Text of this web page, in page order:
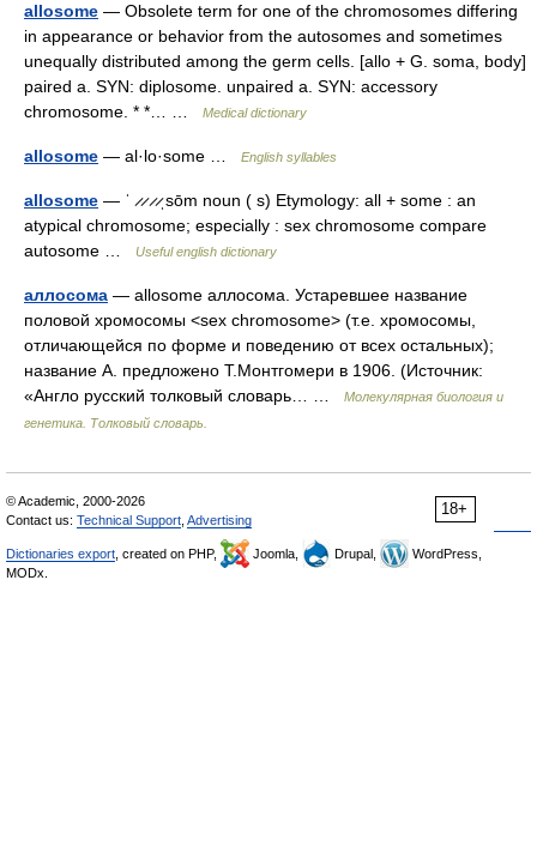
allosome — Obsolete term for one of the chromosomes differing
in appearance or behavior from the autosomes and sometimes
unequally distributed among the germ cells. [allo + G. soma, body]
paired a. SYN: diplosome. unpaired a. SYN: accessory
chromosome. * *… …
Medical dictionary
allosome — al·lo·some … English syllables
allosome — ˈ ̷ ̷ ̷ ̷ˌsōm noun ( s) Etymology: all + some : an
atypical chromosome; especially : sex chromosome compare
autosome …
Useful english dictionary
аллосома — allosome аллосома. Устаревшее название
половой хромосомы <sex chromosome> (т.е. хромосомы,
отличающейся по форме и поведению от всех остальных);
название А. предложено Т.Монтгомери в 1906. (Источник:
«Англо русский толковый словарь… …
Молекулярная биология и
генетика. Толковый словарь.
18+
© Academic, 2000-2026
Contact us: Technical Support Advertising
Dictionaries export , created on PHP, Joomla, Drupal,
WordPress,
MODx.